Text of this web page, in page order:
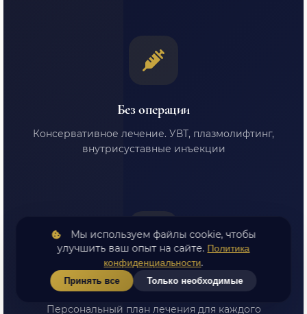
Без операции
Консервативное лечение. УВТ, плазмолифтинг,
внутрисуставные инъекции
Индивидуальный подход
Персональный план лечения для каждого
Мы используем файлы cookie, чтобы
улучшить ваш опыт на сайте. Политика
конфиденциальности.
Принять все Только необходимые